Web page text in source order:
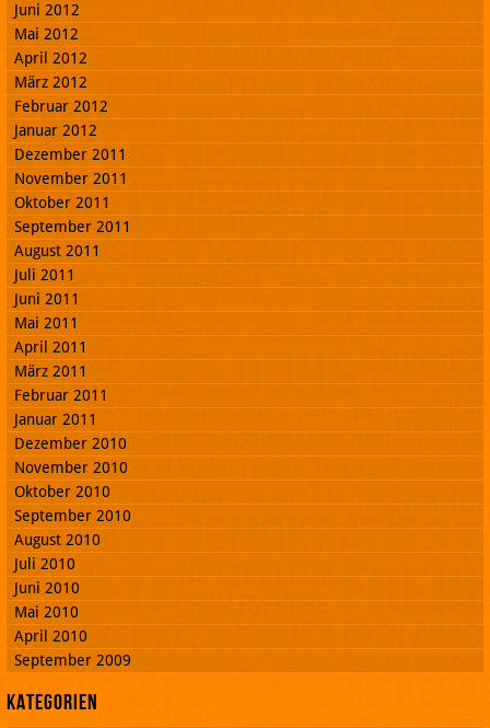
Juni 2012
Mai 2012
April 2012
März 2012
Februar 2012
Januar 2012
Dezember 2011
November 2011
Oktober 2011
September 2011
August 2011
Juli 2011
Juni 2011
Mai 2011
April 2011
März 2011
Februar 2011
Januar 2011
Dezember 2010
November 2010
Oktober 2010
September 2010
August 2010
Juli 2010
Juni 2010
Mai 2010
April 2010
September 2009
Kategorien